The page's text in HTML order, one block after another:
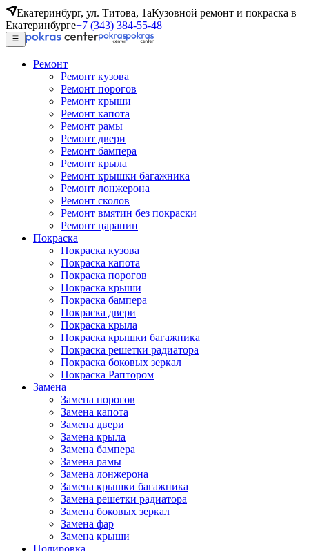
Екатеринбург, ул. Титова, 1аКузовной ремонт и покраска в
Екатеринбурге+7 (343) 384-55-48
Ремонт
Ремонт кузова
Ремонт порогов
Ремонт крыши
Ремонт капота
Ремонт рамы
Ремонт двери
Ремонт бампера
Ремонт крыла
Ремонт крышки багажника
Ремонт лонжерона
Ремонт сколов
Ремонт вмятин без покраски
Ремонт царапин
Покраска
Покраска кузова
Покраска капота
Покраска порогов
Покраска крыши
Покраска бампера
Покраска двери
Покраска крыла
Покраска крышки багажника
Покраска решетки радиатора
Покраска боковых зеркал
Покраска Раптором
Замена
Замена порогов
Замена капота
Замена двери
Замена крыла
Замена бампера
Замена рамы
Замена лонжерона
Замена крышки багажника
Замена решетки радиатора
Замена боковых зеркал
Замена фар
Замена крыши